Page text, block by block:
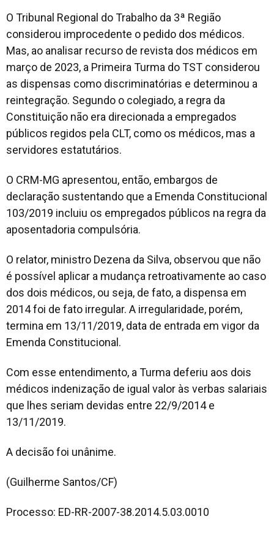
O Tribunal Regional do Trabalho da 3ª Região
considerou improcedente o pedido dos médicos.
Mas, ao analisar recurso de revista dos médicos em
março de 2023, a Primeira Turma do TST considerou
as dispensas como discriminatórias e determinou a
reintegração. Segundo o colegiado, a regra da
Constituição não era direcionada a empregados
públicos regidos pela CLT, como os médicos, mas a
servidores estatutários.
O CRM-MG apresentou, então, embargos de
declaração sustentando que a Emenda Constitucional
103/2019 incluiu os empregados públicos na regra da
aposentadoria compulsória.
O relator, ministro Dezena da Silva, observou que não
é possível aplicar a mudança retroativamente ao caso
dos dois médicos, ou seja, de fato, a dispensa em
2014 foi de fato irregular. A irregularidade, porém,
termina em 13/11/2019, data de entrada em vigor da
Emenda Constitucional.
Com esse entendimento, a Turma deferiu aos dois
médicos indenização de igual valor às verbas salariais
que lhes seriam devidas entre 22/9/2014 e
13/11/2019.
A decisão foi unânime.
(Guilherme Santos/CF)
Processo: ED-RR-2007-38.2014.5.03.0010